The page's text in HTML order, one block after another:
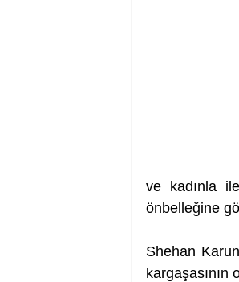
ve kadınla
önbelleğine
Shehan
kargaşasının